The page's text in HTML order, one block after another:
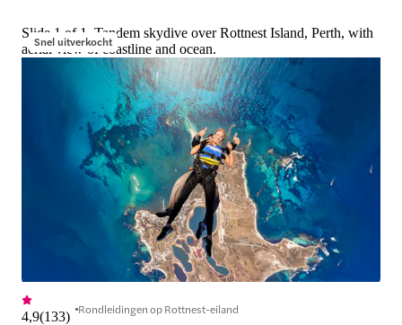
Snel uitverkocht
Slide 1 of 1, Tandem skydive over Rottnest Island, Perth, with
aerial view of coastline and ocean.
4,9(133) Rondleidingen op Rottnest-eiland